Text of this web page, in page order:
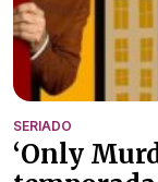
SERIADO
‘Only